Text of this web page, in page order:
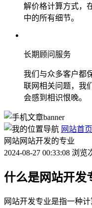
解价格计算方式，
中的所有细节。
长期顾问服务
我们与众多客户都
联网相关问题，我
会感到相识恨晚。
网站首页
网站网站开发的专业
2024-08-27 00:33:08 浏
什么是网站开发
网站开发专业是指一种